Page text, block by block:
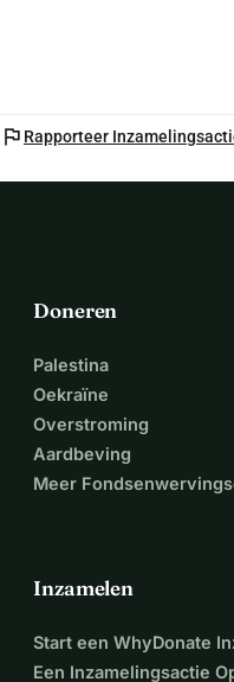
flag Rapporteer
Doneren
Palestina
Oekraïne
Overstroming
Aardbeving
Meer
Inzamelen
Start een WhyDonate
Een Inzamelingsactie